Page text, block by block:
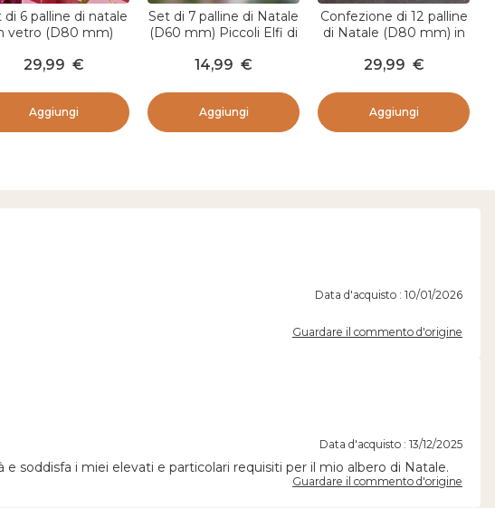
di 6 palline di natale
vetro (D80 mm)
e cognac
29,99 €
Aggiungi
Set di 7 palline di Natale
(D60 mm) Piccoli Elfi di
14,99 €
Aggiungi
Confezione di 12 palline
di Natale (D80 mm) in
29,99 €
Aggiungi
Data d'acquisto : 10/01/2026
Guardare il commento d'origine
Data d'acquisto : 13/12/2025
soddisfa i miei elevati e particolari requisiti per il mio albero di Natale.
Guardare il commento d'origine